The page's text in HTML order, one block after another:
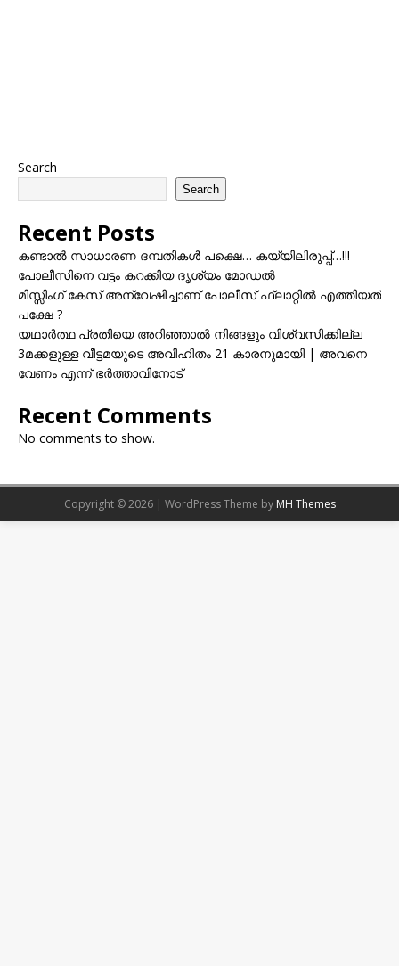
Search
Search
Recent Posts
കണ്ടാൽ സാധാരണ ദമ്പതികൾ പക്ഷെ… കയ്യിലിരുപ്പ്…!!!
പോലീസിനെ വട്ടം കറക്കിയ ദൃശ്യം മോഡല്‍
മിസ്സിംഗ് കേസ് അന്വേഷിച്ചാണ് പോലീസ് ഫ്ലാറ്റിൽ എത്തിയത്
പക്ഷേ ?
യഥാർത്ഥ പ്രതിയെ അറിഞ്ഞാൽ നിങ്ങളും വിശ്വസിക്കില്ല
3മക്കളുള്ള വീട്ടമയുടെ അവിഹിതം 21 കാരനുമായി | അവനെ
വേണം എന്ന് ഭർത്താവിനോട്
Recent Comments
No comments to show.
Copyright © 2026 | WordPress Theme by MH Themes